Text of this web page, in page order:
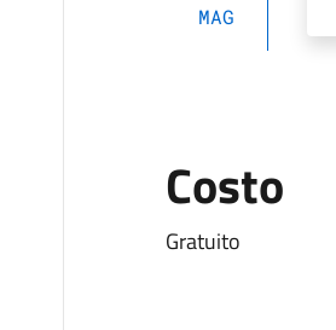
MAG
Costo
Gratuito